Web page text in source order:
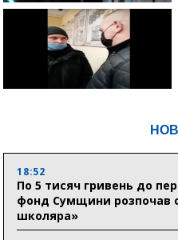
18:52
По 5 тисяч гривень до
фонд Сумщини розпочав
школяра»